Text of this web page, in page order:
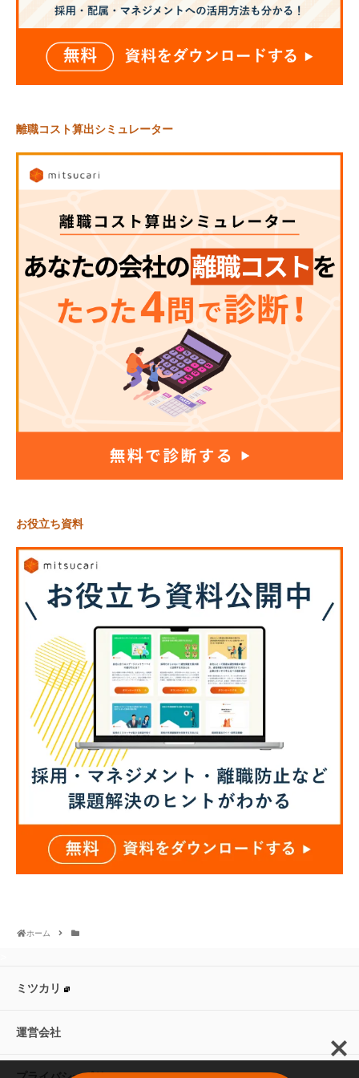
離職コスト算出シミュレーター
お役立ち資料
ホーム
ミツカリ
運営会社